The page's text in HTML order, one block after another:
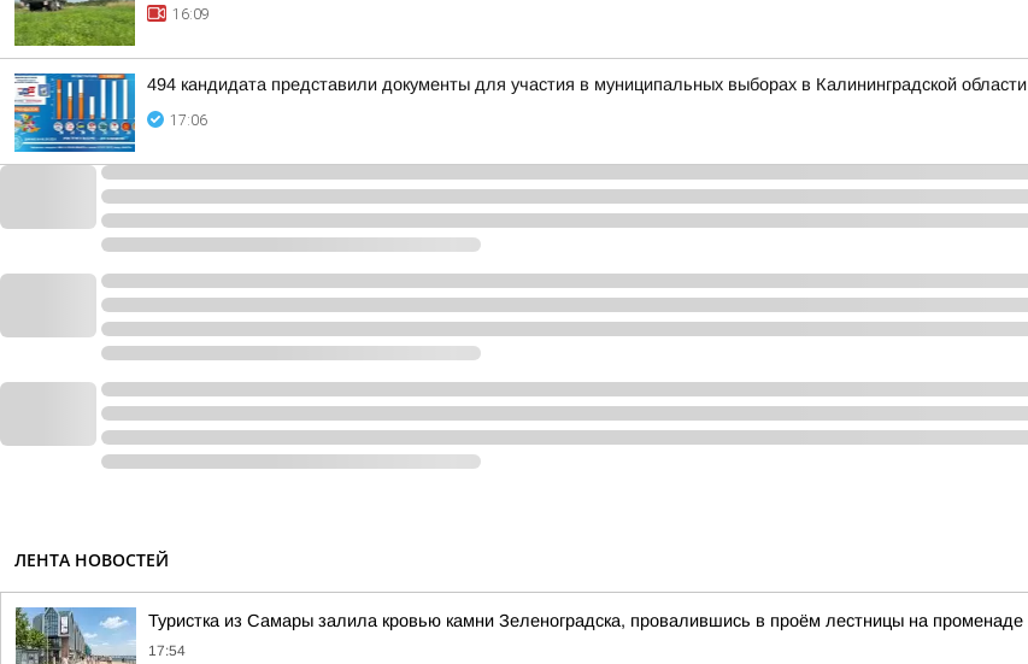
16:09
494 кандидата представили документы для участия в муниципальных выборах в Калининградской области
17:06
ЛЕНТА НОВОСТЕЙ
Туристка из Самары залила кровью камни Зеленоградска, провалившись в проём лестницы на променаде
17:54